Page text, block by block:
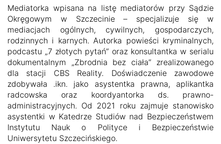
Mediatorka wpisana na listę mediatorów przy Sądzie
Okręgowym w Szczecinie – specjalizuje się w
mediacjach ogólnych, cywilnych, gospodarczych,
rodzinnych i karnych. Autorka powieści kryminalnych,
podcastu „7 złotych pytań” oraz konsultantka w serialu
dokumentalnym „Zbrodnia bez ciała” zrealizowanego
dla stacji CBS Reality. Doświadczenie zawodowe
zdobywała .ikn. jako asystentka prawna, aplikantka
radcowska oraz koordyantorka ds. prawno-
administracyjnych. Od 2021 roku zajmuje stanowisko
asystentki w Katedrze Studiów nad Bezpieczeństwem
Instytutu Nauk o Polityce i Bezpieczeństwie
Uniwersytetu Szczecińskiego.